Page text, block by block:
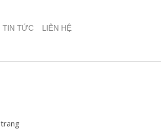
TIN TỨC LIÊN HỆ
trang